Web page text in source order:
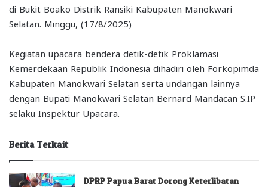
di Bukit Boako Distrik Ransiki Kabupaten Manokwari
Selatan. Minggu, (17/8/2025)
Kegiatan upacara bendera detik-detik Proklamasi
Kemerdekaan Republik Indonesia dihadiri oleh Forkopimda
Kabupaten Manokwari Selatan serta undangan lainnya
dengan Bupati Manokwari Selatan Bernard Mandacan S.IP
selaku Inspektur Upacara.
Berita Terkait
DPRP Papua Barat Dorong Keterlibatan